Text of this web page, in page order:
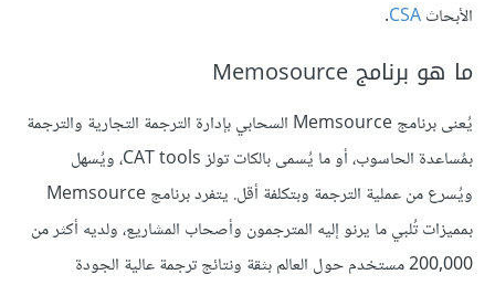
الأبحاثCSA
.
ما هو برنامج Memosource
يُعنى برنامج Memsource السحابي بإدارة الترجمة التجارية والترجمة
بمُساعدة الحاسوب، أو ما يُسمى بالكات تولز CAT tools، ويُسهل
ويُسرع من عملية الترجمة وبتكلفة أقل. يتفرد برنامج Memsource
بمميزات تُلبي ما يرنو إليه المترجمون وأصحاب المشاريع، ولديه أكثر من
200,000 مستخدم حول العالم بثقة ونتائج ترجمة عالية الجودة